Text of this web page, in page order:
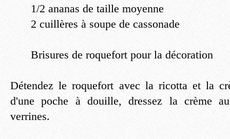
1/2 ananas de taille moyenne
2 cuillères à soupe de cassonade
Brisures de roquefort pour la décoration
Détendez le roquefort avec la ricotta et la
d'une poche à douille, dressez la crème
verrines.